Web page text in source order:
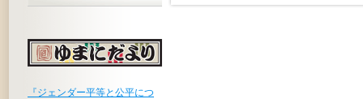
『ジェンダー平等と公平につ